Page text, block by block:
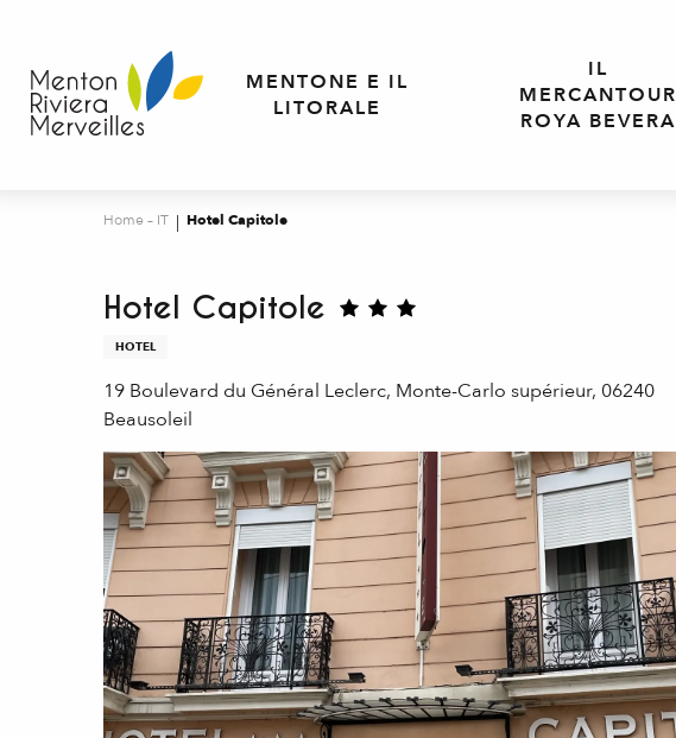
contenu
principal
MENTONE E IL
LITORALE
IL
MERCANTOUR
ROYA BEVERA
Home – IT Hotel Capitole
Hotel Capitole
HOTEL
19 Boulevard du Général Leclerc, Monte-Carlo supérieur, 06240
Beausoleil